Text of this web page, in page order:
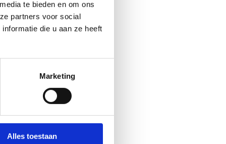
te bieden en om ons
partners voor social
die u aan ze heeft
Marketing
Alles toestaan